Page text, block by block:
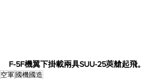
F-5F機翼下掛載兩具SUU-25莢艙起飛。
空軍國機國造